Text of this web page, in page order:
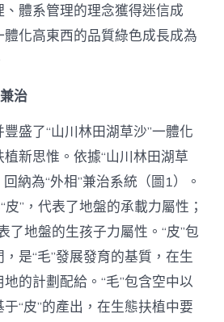
體系管理的理念獲得迷信成
化高東西的品質綠色成長成為
治
盛了“山川林田湖草沙”一體化
新思惟。依據“山川林田湖草
納為“外相”兼治系統（圖1）。
皮”，代表了地盤的承載力屬性；
了地盤的生孩子力屬性。“皮”包
是“毛”發展發育的基質，在生
的計劃配給。“毛”包含空中以
“皮”的產出，在生態扶植中要